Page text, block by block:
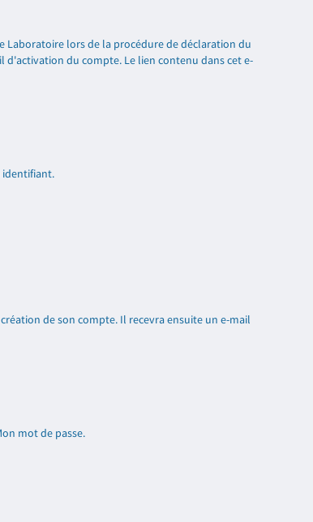
Laboratoire lors de la procédure de déclaration du
du compte. Le lien contenu dans cet e-
identifiant.
de son compte. Il recevra ensuite un e-mail
mot de passe.